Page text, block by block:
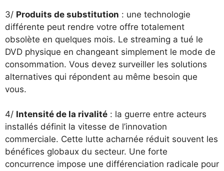
3/ Produits de substitution : une technologie
différente peut rendre votre offre totalement
obsolète en quelques mois. Le streaming a tué le
DVD physique en changeant simplement le mode de
consommation. Vous devez surveiller les solutions
alternatives qui répondent au même besoin que
vous.
4/ Intensité de la rivalité : la guerre entre acteurs
installés définit la vitesse de l’innovation
commerciale. Cette lutte acharnée réduit souvent les
bénéfices globaux du secteur. Une forte
concurrence impose une différenciation radicale pour